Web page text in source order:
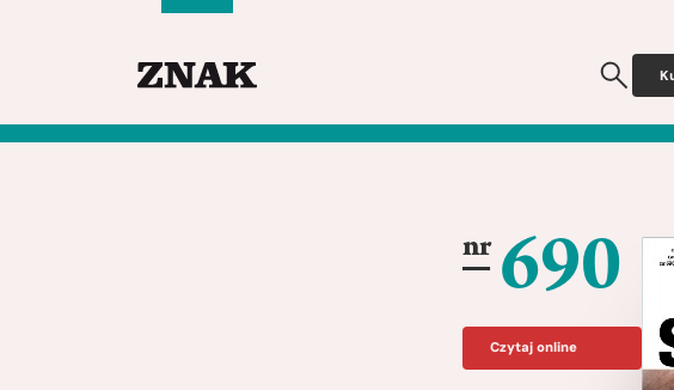
nr 690
Czytaj online